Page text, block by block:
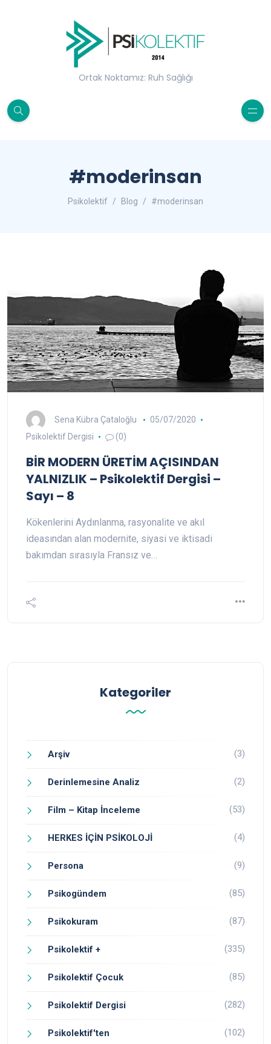
Ortak Noktamız: Ruh Sağlığı
#moderinsan
Psikolektif Blog #moderinsan
Sena Kübra Çataloğlu
05/07/2020
Psikolektif Dergisi
(0)
BİR MODERN ÜRETİM AÇISINDAN
YALNIZLIK – Psikolektif Dergisi –
Sayı – 8
Kökenlerini Aydınlanma, rasyonalite ve akıl
ideasından alan modernite, siyasi ve iktisadi
bakımdan sırasıyla Fransız ve…
Kategoriler
Arşiv (3)
Derinlemesine Analiz (2)
Film – Kitap İnceleme (53)
HERKES İÇİN PSİKOLOJİ (4)
Persona (9)
Psikogündem (85)
Psikokuram (87)
Psikolektif + (335)
Psikolektif Çocuk (85)
Psikolektif Dergisi (282)
Psikolektif'ten (102)